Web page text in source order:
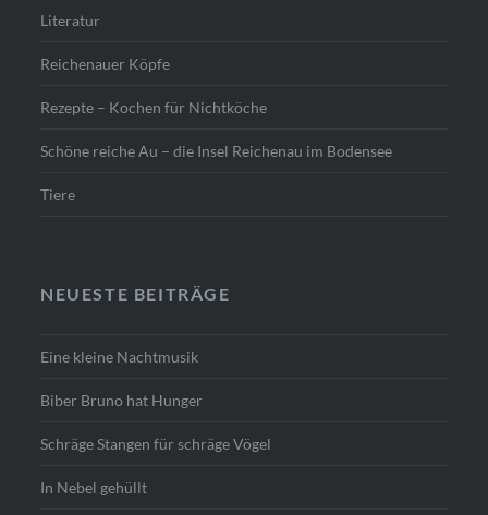
Literatur
Reichenauer Köpfe
Rezepte – Kochen für Nichtköche
Schöne reiche Au – die Insel Reichenau im Bodensee
Tiere
NEUESTE BEITRÄGE
Eine kleine Nachtmusik
Biber Bruno hat Hunger
Schräge Stangen für schräge Vögel
In Nebel gehüllt